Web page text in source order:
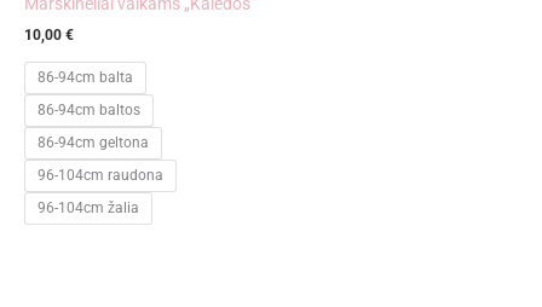
Marškinėliai vaikams „Kalėdos”
10,00 €
86-94cm balta
86-94cm baltos
86-94cm geltona
96-104cm raudona
96-104cm žalia